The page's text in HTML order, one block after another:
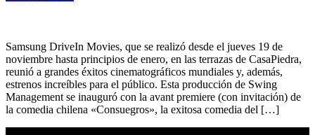
Samsung DriveIn Movies, que se realizó desde el jueves 19 de
noviembre hasta principios de enero, en las terrazas de CasaPiedra,
reunió a grandes éxitos cinematográficos mundiales y, además,
estrenos increíbles para el público. Esta producción de Swing
Management se inauguró con la avant premiere (con invitación) de
la comedia chilena «Consuegros», la exitosa comedia del […]